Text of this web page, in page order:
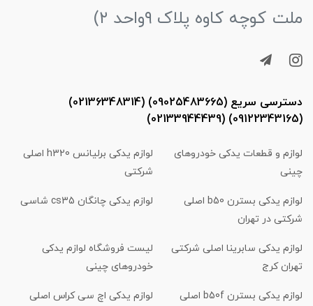
ملت کوچه کاوه پلاک ۹واحد ۲)
دسترسی سریع (09025483665) (02136348314)
(09122343165) (02133944439)
لوازم و قطعات یدکی خودروهای
چینی
لوازم یدکی برلیانس h320 اصلی
شرکتی
لوازم یدکی بسترن b50 اصلی
شرکتی در تهران
لوازم یدکی چانگان cs35 شاسی
لوازم یدکی سابرینا اصلی شرکتی
تهران کرج
لیست فروشگاه لوازم یدکی
خودروهای چینی
لوازم یدکی بسترن b50f اصلی
لوازم یدکی اچ سی کراس اصلی